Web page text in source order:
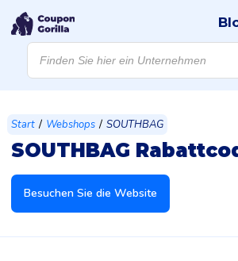
Products
search
Start / Webshops / SOUTHBAG
SOUTHBAG
Besuchen Sie die Website